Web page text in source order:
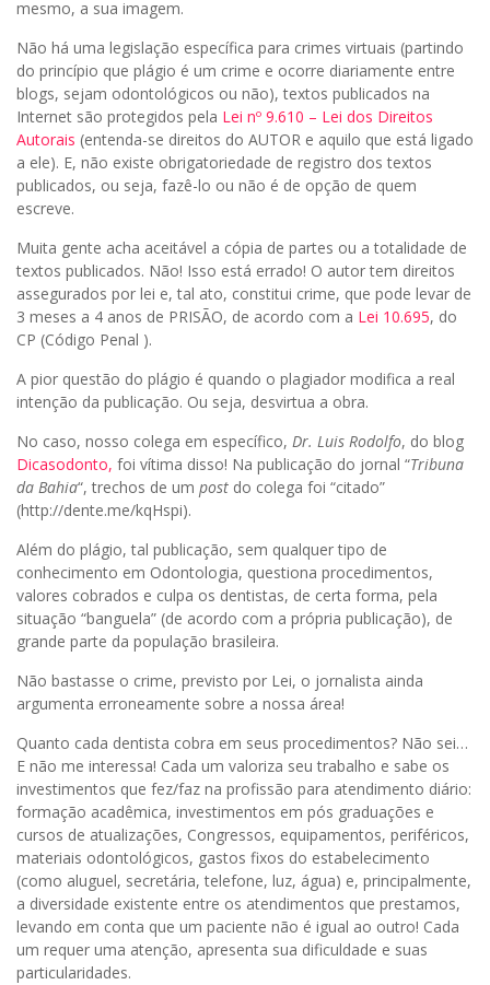
mesmo, a sua imagem.
Não há uma legislação específica para crimes virtuais (partindo
do princípio que plágio é um crime e ocorre diariamente entre
blogs, sejam odontológicos ou não), textos publicados na
Internet são protegidos pela Lei nº 9.610 – Lei dos Direitos
Autorais (entenda-se direitos do AUTOR e aquilo que está ligado
a ele). E, não existe obrigatoriedade de registro dos textos
publicados, ou seja, fazê-lo ou não é de opção de quem
escreve.
Muita gente acha aceitável a cópia de partes ou a totalidade de
textos publicados. Não! Isso está errado! O autor tem direitos
assegurados por lei e, tal ato, constitui crime, que pode levar de
3 meses a 4 anos de PRISÃO, de acordo com a Lei 10.695, do
CP (Código Penal ).
A pior questão do plágio é quando o plagiador modifica a real
intenção da publicação. Ou seja, desvirtua a obra.
No caso, nosso colega em específico, Dr. Luis Rodolfo, do blog
Dicasodonto, foi vítima disso! Na publicação do jornal “Tribuna
da Bahia“, trechos de um post do colega foi “citado”
(http://dente.me/kqHspi).
Além do plágio, tal publicação, sem qualquer tipo de
conhecimento em Odontologia, questiona procedimentos,
valores cobrados e culpa os dentistas, de certa forma, pela
situação “banguela” (de acordo com a própria publicação), de
grande parte da população brasileira.
Não bastasse o crime, previsto por Lei, o jornalista ainda
argumenta erroneamente sobre a nossa área!
Quanto cada dentista cobra em seus procedimentos? Não sei…
E não me interessa! Cada um valoriza seu trabalho e sabe os
investimentos que fez/faz na profissão para atendimento diário:
formação acadêmica, investimentos em pós graduações e
cursos de atualizações, Congressos, equipamentos, periféricos,
materiais odontológicos, gastos fixos do estabelecimento
(como aluguel, secretária, telefone, luz, água) e, principalmente,
a diversidade existente entre os atendimentos que prestamos,
levando em conta que um paciente não é igual ao outro! Cada
um requer uma atenção, apresenta sua dificuldade e suas
particularidades.